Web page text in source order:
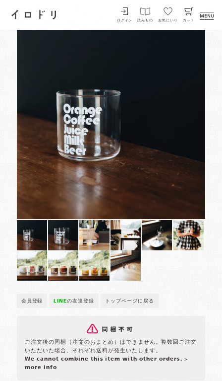
イロドリ
ログイン 読みもの お気にいり カート
会員登録 LINEの友達登録 トップページに戻る
ご注文後の同梱（注文のおまとめ）はできません。複数回ご注文
いただいた場合、それぞれ送料が発生いたします。
We cannot combine this item with other orders. >
more info